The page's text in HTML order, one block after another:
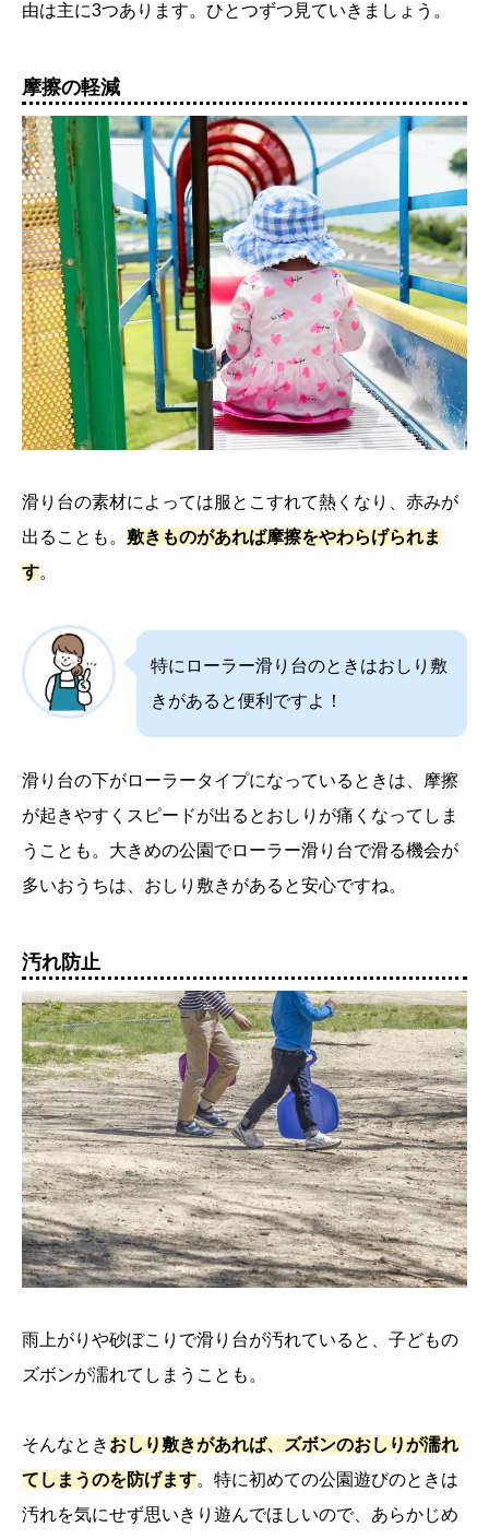
由は主に3つあります。ひとつずつ見ていきましょう。
摩擦の軽減
滑り台の素材によっては服とこすれて熱くなり、赤みが
出ることも。 敷きものがあれば摩擦をやわらげられま
す。
特にローラー滑り台のときはおしり敷
きがあると便利ですよ！
滑り台の下がローラータイプになっているときは、摩擦
が起きやすくスピードが出るとおしりが痛くなってしま
うことも。大きめの公園でローラー滑り台で滑る機会が
多いおうちは、おしり敷きがあると安心ですね。
汚れ防止
雨上がりや砂ぼこりで滑り台が汚れていると、子どもの
ズボンが濡れてしまうことも。
そんなとき おしり敷きがあれば、ズボンのおしりが濡れ
てしまうのを防げます。特に初めての公園遊びのときは
汚れを気にせず思いきり遊んでほしいので、あらかじめ